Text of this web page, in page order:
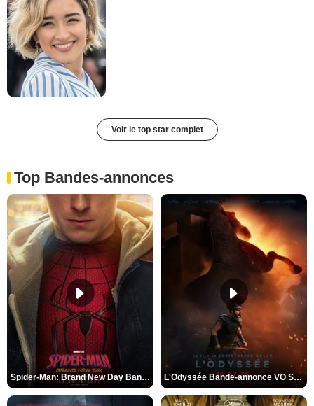
Voir le top star complet
Top Bandes-annonces
Spider-Man: Brand New Day Bande-annonce VO STFR L'Odyssée Bande-annonce VO STFR